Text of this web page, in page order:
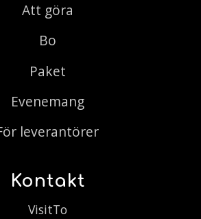
Att göra
Bo
Paket
Evenemang
leverantörer
Kontakt
VisitTo